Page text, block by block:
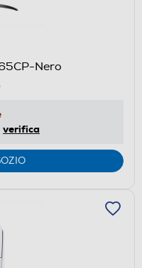
Nero
verifica